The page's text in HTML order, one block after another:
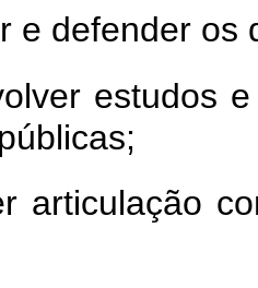
e defender os
estudos
articulação